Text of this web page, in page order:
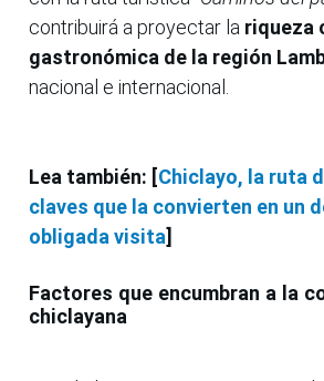
contribuirá a proyectar la riqueza
gastronómica de la región
nacional e internacional.
Lea también: [Chiclayo, la ruta
claves que la convierten en un
obligada visita]
Factores que encumbran a la
chiclayana